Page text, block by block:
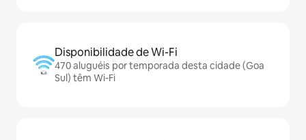
Disponibilidade de Wi-Fi
470 aluguéis por temporada desta cidade (Goa
Sul) têm Wi-Fi